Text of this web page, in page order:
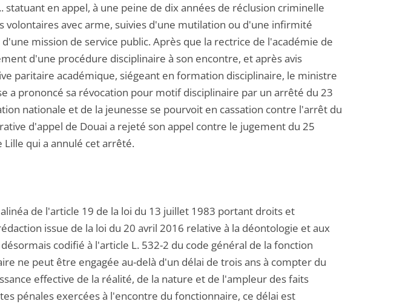
statuant en appel, à une peine de dix années de réclusion criminelle
volontaires avec arme, suivies d'une mutilation ou d'une infirmité
mission de service public. Après que la rectrice de l'académie de
d'une procédure disciplinaire à son encontre, et après avis
paritaire académique, siégeant en formation disciplinaire, le ministre
a prononcé sa révocation pour motif disciplinaire par un arrêté du 23
nationale et de la jeunesse se pourvoit en cassation contre l'arrêt du
d'appel de Douai a rejeté son appel contre le jugement du 25
qui a annulé cet arrêté.
de l'article 19 de la loi du 13 juillet 1983 portant droits et
issue de la loi du 20 avril 2016 relative à la déontologie et aux
codifié à l'article L. 532-2 du code général de la fonction
ne peut être engagée au-delà d'un délai de trois ans à compter du
effective de la réalité, de la nature et de l'ampleur des faits
pénales exercées à l'encontre du fonctionnaire, ce délai est